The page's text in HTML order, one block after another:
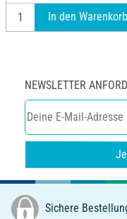
In den
NEWSLETTER
Sichere